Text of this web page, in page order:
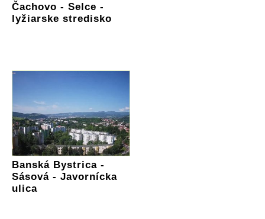
Čachovo - Selce -
lyžiarske stredisko
Banská Bystrica -
Sásová - Javornícka
ulica